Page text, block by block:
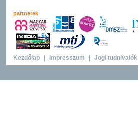
partnerek
Kezdőlap Impresszum Jogi tudnivalók